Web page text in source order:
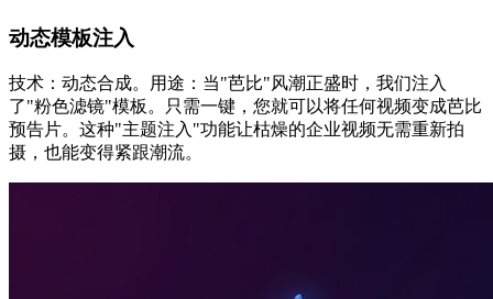
动态模板注入
技术：动态合成。用途：当"芭比"风潮正盛时，我们注入
了"粉色滤镜"模板。只需一键，您就可以将任何视频变成芭比
预告片。这种"主题注入"功能让枯燥的企业视频无需重新拍
摄，也能变得紧跟潮流。